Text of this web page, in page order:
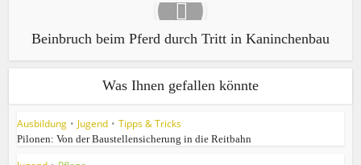
Beinbruch beim Pferd durch Tritt in Kaninchenbau
Was Ihnen gefallen könnte
Ausbildung • Jugend • Tipps & Tricks
Pilonen: Von der Baustellensicherung in die Reitbahn